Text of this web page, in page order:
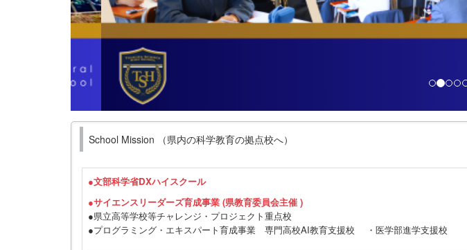
School Mission （県内の科学教育の拠点校へ）
●文部科学省DXハイスクール
●サイエンスリーダーズ育成事業 (県教育委員会主催 )
●県立高等学校等チャレンジ・プロジェクト重点校
●プログラミング・エキスパート育成事業 専門高校AI教育支援校 ・医学部進学支援校